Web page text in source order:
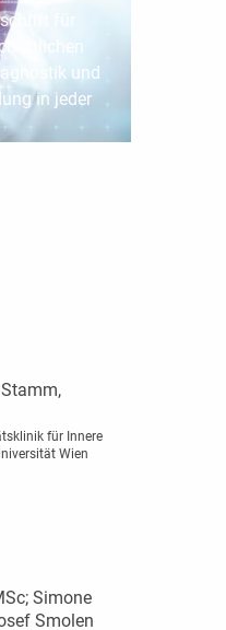
für
und
in jeder
für Innere
Wien
­Simone
Smolen